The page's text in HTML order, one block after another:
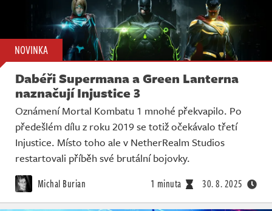
NOVINKA
Dabéři Supermana a Green Lanterna
naznačují Injustice 3
Oznámení Mortal Kombatu 1 mnohé překvapilo. Po
předešlém dílu z roku 2019 se totiž očekávalo třetí
Injustice. Místo toho ale v NetherRealm Studios
restartovali příběh své brutální bojovky.
Michal Burian 1 minuta 30. 8. 2025